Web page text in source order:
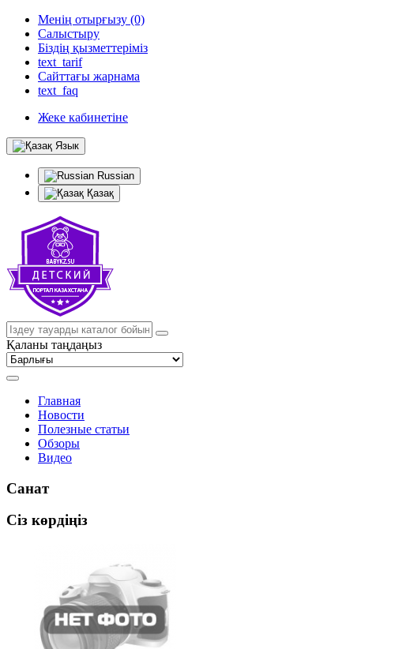
Менің отырғызу (0)
Салыстыру
Біздің қызметтеріміз
text_tarif
Сайттағы жарнама
text_faq
Жеке кабинетіне
Язык
Russian
Қазақ
Қаланы таңдаңыз
Главная
Новости
Полезные статьи
Обзоры
Видео
Санат
Сіз көрдіңіз